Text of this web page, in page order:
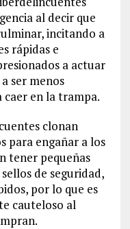
al decir que
incitando a
rápidas e
a actuar
ser menos
caer en la trampa.
clonan
para engañar a los
tener pequeñas
de seguridad,
por lo que es
cauteloso al